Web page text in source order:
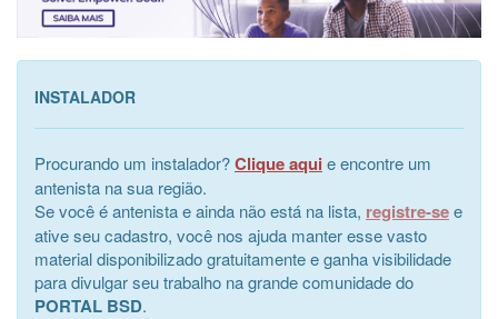
INSTALADOR
Procurando um instalador?Clique aqui e encontre um
antenista na sua região.
Se você é antenista e ainda não está na lista, registre-see
ative seu cadastro, você nos ajuda manter esse vasto
material disponibilizado gratuitamente e ganha visibilidade
para divulgar seu trabalho na grande comunidade do
PORTAL BSD.